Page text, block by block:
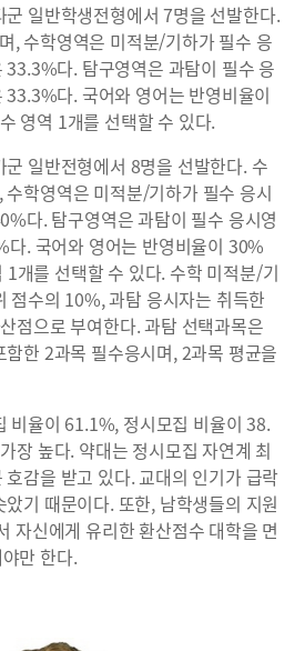
일반학생전형에서 7명을 선발한다.
, 수학영역은 미적분/기하가 필수 응
다. 탐구영역은 과탐이 필수 응
다. 국어와 영어는 반영비율이
영역 1개를 선택할 수 있다.
일반전형에서 8명을 선발한다. 수
학영역은 미적분/기하가 필수 응시
다. 탐구영역은 과탐이 필수 응시영
다. 국어와 영어는 반영비율이 30%
1개를 선택할 수 있다. 수학 미적분/기
점수의 10%, 과탐 응시자는 취득한
점으로 부여한다. 과탐 선택과목은
한 2과목 필수응시며, 2과목 평균을
비율이 61.1%, 정시모집 비율이 38.
장 높다. 약대는 정시모집 자연계 최
감을 받고 있다. 교대의 인기가 급락
기 때문이다. 또한, 남학생들의 지원
자신에게 유리한 환산점수 대학을 면
만 한다.